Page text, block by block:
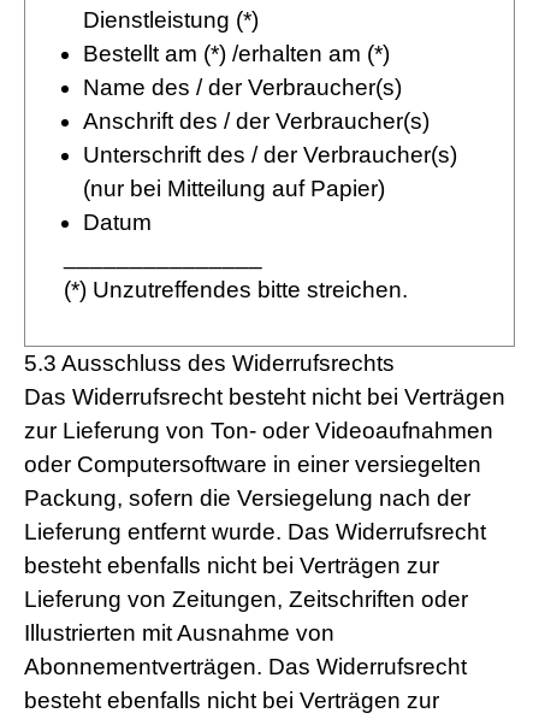
Dienstleistung (*)
Bestellt am (*) /erhalten am (*)
Name des / der Verbraucher(s)
Anschrift des / der Verbraucher(s)
Unterschrift des / der Verbraucher(s)
(nur bei Mitteilung auf Papier)
Datum
(*) Unzutreffendes bitte streichen.
5.3 Ausschluss des Widerrufsrechts
Das Widerrufsrecht besteht nicht bei Verträgen
zur Lieferung von Ton- oder Videoaufnahmen
oder Computersoftware in einer versiegelten
Packung, sofern die Versiegelung nach der
Lieferung entfernt wurde. Das Widerrufsrecht
besteht ebenfalls nicht bei Verträgen zur
Lieferung von Zeitungen, Zeitschriften oder
Illustrierten mit Ausnahme von
Abonnementverträgen. Das Widerrufsrecht
besteht ebenfalls nicht bei Verträgen zur